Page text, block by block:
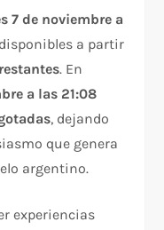
7 de noviembre a
a partir
. En
a las 21:08
, dejando
que genera
argentino.
experiencias